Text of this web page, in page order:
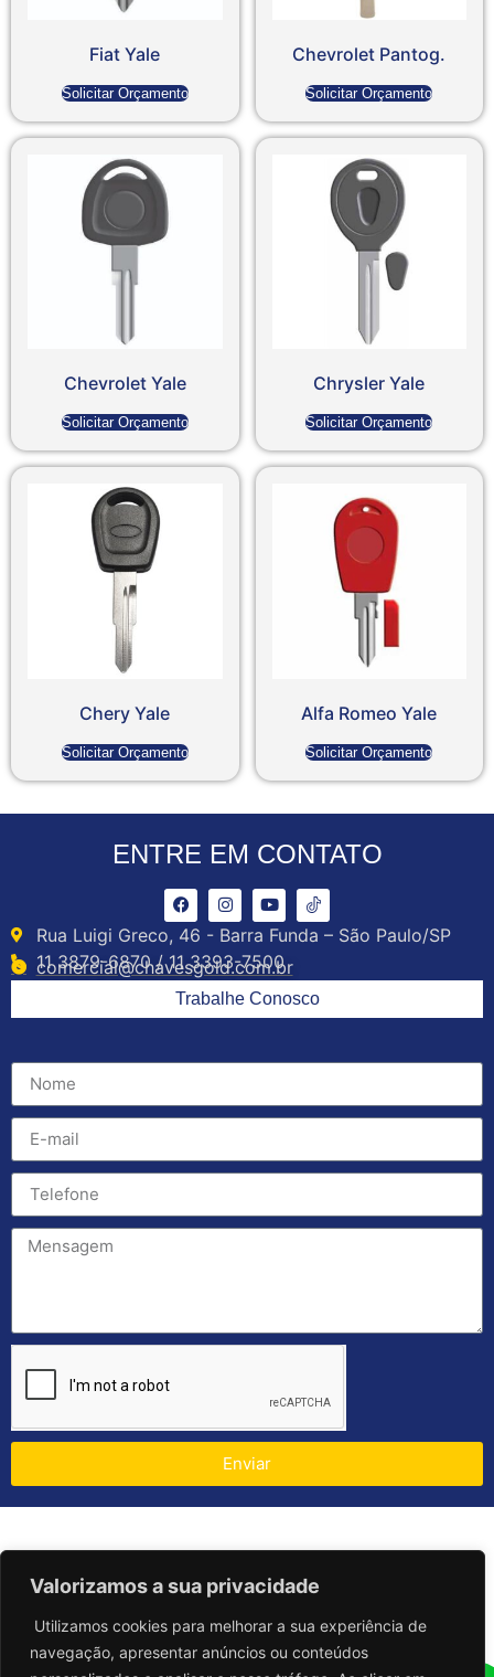
Valorizamos a sua privacidade
Utilizamos cookies para melhorar a sua experiência de
navegação, apresentar anúncios ou conteúdos
Fiat Yale
Solicitar Orçamento
Chevrolet Pantog.
Solicitar Orçamento
Chevrolet Yale
Solicitar Orçamento
Chrysler Yale
Solicitar Orçamento
Chery Yale
Solicitar Orçamento
Alfa Romeo Yale
Solicitar Orçamento
ENTRE EM CONTATO
Rua Luigi Greco, 46 - Barra Funda – São Paulo/SP
11 3879-6870 / 11 3393-7500
comercial@chavesgold.com.br
Trabalhe Conosco
Enviar